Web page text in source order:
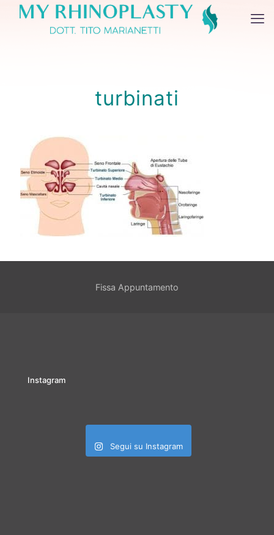
turbinati
Fissa Appuntamento
Instagram
Segui su Instagram